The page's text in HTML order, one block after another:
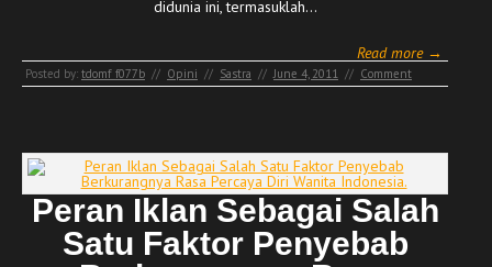
didunia ini, termasuklah…
Read more →
Posted by: tdomf_f077b // Opini // Sastra // June 4, 2011 // Comment
Peran Iklan Sebagai Salah
Satu Faktor Penyebab